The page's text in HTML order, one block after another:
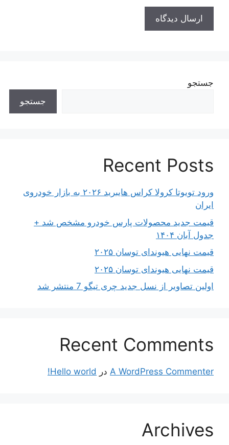
جستجو
جستجو
Recent Posts
ورود تویوتا کرولا کراس هایبرید ۲۰۲۶ به بازار خودروی
ایران
قیمت جدید محصولات پارس خودرو مشخص شد +
جدول آبان ۱۴۰۴
قیمت نهایی هیوندای توسان ۲۰۲۵
قیمت نهایی هیوندای توسان ۲۰۲۵
اولین تصاویر از نسل جدید چری تیگو 7 منتشر شد
Recent Comments
A WordPress Commenter در Hello world!
Archives